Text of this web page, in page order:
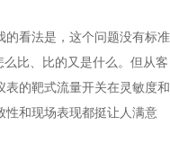
看法是，这个问题没有标准
比、比的又是什么。但从客
的靶式流量开关在灵敏度和
性和现场表现都挺让人满意